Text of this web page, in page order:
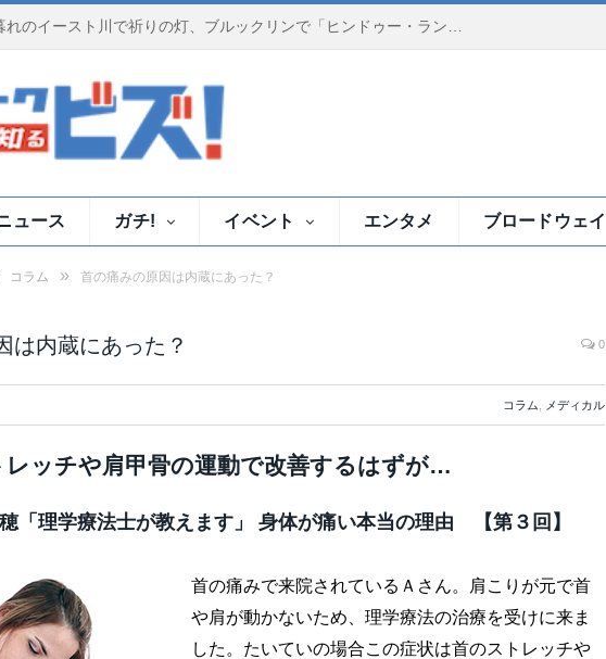
夕暮れのイースト川で祈りの灯、ブルックリンで「ヒンドゥー・ランプ・セレモニー」
ュース ガチ! イベント エンタメ ブロードウェイ
コラム » 首の痛みの原因は内蔵にあった？
は内蔵にあった？ 0
コラム メディカル
レッチや肩甲骨の運動で改善するはずが…
穂「理学療法士が教えます」 身体が痛い本当の理由 【第３回】
首の痛みで来院されているＡさん。肩こりが元で首
や肩が動かないため、理学療法の治療を受けに来ま
した。たいていの場合この症状は首のストレッチや